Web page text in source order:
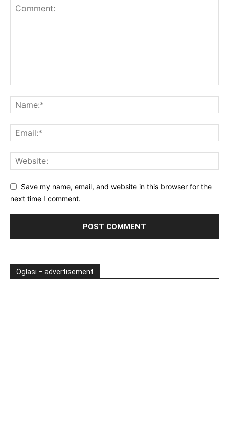
Save my name, email, and website in this browser for the
next time I comment.
Oglasi – advertisement